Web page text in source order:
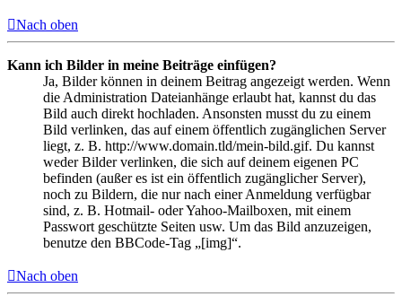
Nach oben
Kann ich Bilder in meine Beiträge einfügen?
Ja, Bilder können in deinem Beitrag angezeigt werden. Wenn
die Administration Dateianhänge erlaubt hat, kannst du das
Bild auch direkt hochladen. Ansonsten musst du zu einem
Bild verlinken, das auf einem öffentlich zugänglichen Server
liegt, z. B. http://www.domain.tld/mein-bild.gif. Du kannst
weder Bilder verlinken, die sich auf deinem eigenen PC
befinden (außer es ist ein öffentlich zugänglicher Server),
noch zu Bildern, die nur nach einer Anmeldung verfügbar
sind, z. B. Hotmail- oder Yahoo-Mailboxen, mit einem
Passwort geschützte Seiten usw. Um das Bild anzuzeigen,
benutze den BBCode-Tag „[img]“.
Nach oben